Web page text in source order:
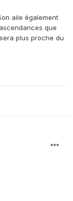
aile également
que
plus proche du